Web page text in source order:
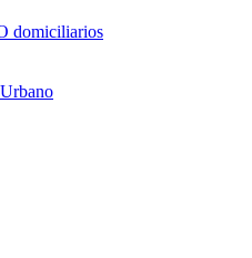
domiciliarios